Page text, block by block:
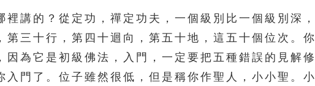
的？從定功，禪定功夫，一個級別比一個級別深
第三十行，第四十迴向，第五十地，這五十個位次。
因為它是初級佛法，入門，一定要把五種錯誤的見解
入門了。位子雖然很低，但是稱你作聖人，小小聖。